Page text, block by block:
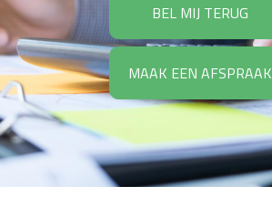
BEL MIJ TERUG
MAAK EEN AFSPRAAK